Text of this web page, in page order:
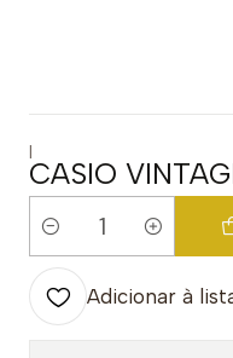
|
CASIO
Quantidade
Adicionar à